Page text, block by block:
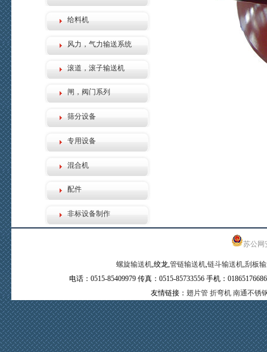
给料机
风力，气力输送系统
滚道，滚子输送机
闸，阀门系列
筛分设备
专用设备
混合机
配件
非标设备制作
苏公网
螺旋输送机,绞龙,管链输送机,链斗输送机,刮板
电话：0515-85409979 传真：0515-85733556 手机：
友情链接： 翅片管 折弯机 南通不锈